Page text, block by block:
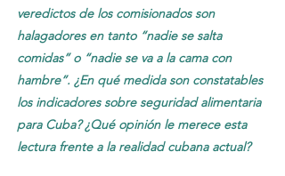
veredictos de los comisionados son
halagadores en tanto “nadie se salta
comidas” o “nadie se va a la cama con
hambre”. ¿En qué medida son constatables
los indicadores sobre seguridad alimentaria
para Cuba? ¿Qué opinión le merece esta
lectura frente a la realidad cubana actual?